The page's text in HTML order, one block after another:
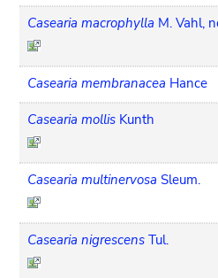
Casearia macrophylla M. Vahl,
Casearia membranacea Hance
Casearia mollis Kunth
Casearia multinervosa Sleum.
Casearia nigrescens Tul.